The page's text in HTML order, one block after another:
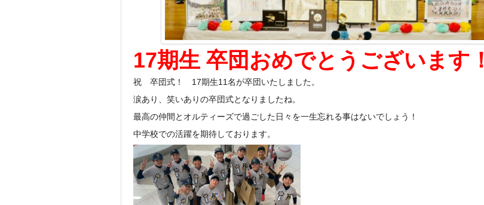
17期生 卒団おめでとうございます！
祝 卒団式！ 17期生11名が卒団いたしました。
涙あり、笑いありの卒団式となりましたね。
最高の仲間とオルティーズで過ごした日々を一生忘れる事はないでしょう！
中学校での活躍を期待しております。